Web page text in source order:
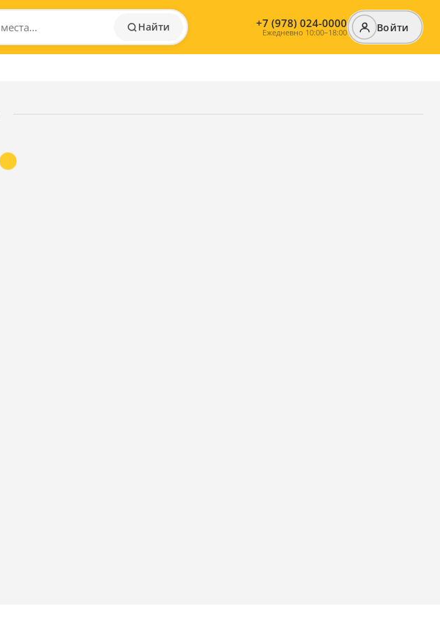
Найти +7 (978) 024-0000
Ежедневно 10:00–18:00 Войти